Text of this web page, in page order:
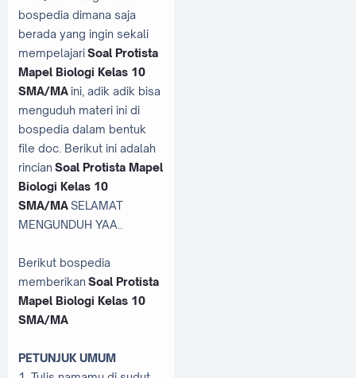
bospedia dimana saja
berada yang ingin sekali
mempelajariSoal Protista
Mapel Biologi Kelas 10
SMA/MAini, adik adik bisa
menguduh materi ini di
bospedia dalam bentuk
file doc. Berikut ini adalah
rincian Soal Protista Mapel
Biologi Kelas 10
SMA/MASELAMAT
MENGUNDUH YAA..
Berikut bospedia
memberikan Soal Protista
Mapel Biologi Kelas 10
SMA/MA
PETUNJUK UMUM